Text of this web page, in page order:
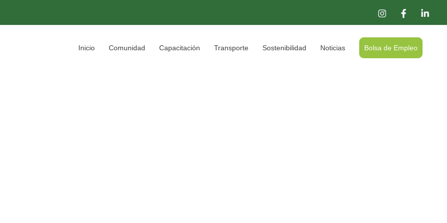
Inicio Comunidad Capacitación Transporte Sostenibilidad Noticias Bolsa de Empleo